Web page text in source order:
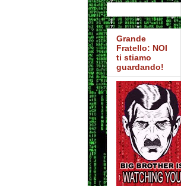
Grande
Fratello: NOI
ti stiamo
guardando!